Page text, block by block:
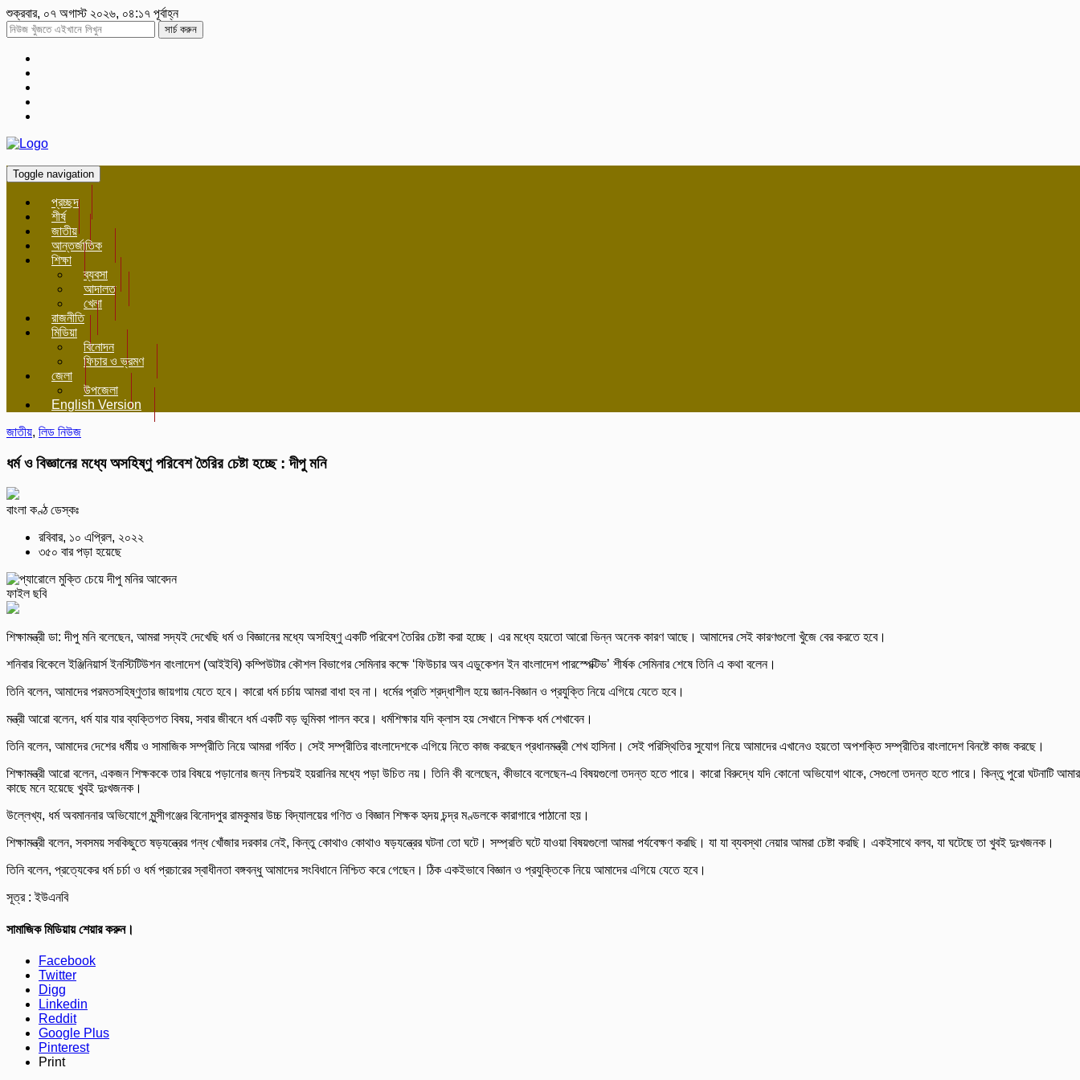
শুক্রবার, ০৭ অগাস্ট ২০২৬, ০৪:১৭ পূর্বাহ্ন
সার্চ করুন
Toggle navigation
প্রচ্ছদ
শীর্ষ
জাতীয়
আন্তর্জাতিক
শিক্ষা
ব্যবসা
আদালত
খেলা
রাজনীতি
মিডিয়া
বিনোদন
ফিচার ও ভ্রমণ
জেলা
উপজেলা
English Version
জাতীয়, লিড নিউজ
ধর্ম ও বিজ্ঞানের মধ্যে অসহিষ্ণু পরিবেশ তৈরির চেষ্টা হচ্ছে : দীপু মনি
বাংলা কণ্ঠ ডেস্কঃ
রবিবার, ১০ এপ্রিল, ২০২২
৩৫০ বার পড়া হয়েছে
ফাইল ছবি
শিক্ষামন্ত্রী ডা: দীপু মনি বলেছেন, আমরা সদ্যই দেখেছি ধর্ম ও বিজ্ঞানের মধ্যে অসহিষ্ণু একটি পরিবেশ তৈরির চেষ্টা করা হচ্ছে। এর মধ্যে হয়তো আরো ভিন্ন অনেক কারণ আছে। আমাদের সেই কারণগুলো খুঁজে বের করতে হবে।
শনিবার বিকেলে ইঞ্জিনিয়ার্স ইনস্টিটিউশন বাংলাদেশ (আইইবি) কম্পিউটার কৌশল বিভাগের সেমিনার কক্ষে ‘ফিউচার অব এডুকেশন ইন বাংলাদেশ পারস্পেক্টিভ’ শীর্ষক সেমিনার শেষে তিনি এ কথা বলেন।
তিনি বলেন, আমাদের পরমতসহিষ্ণুতার জায়গায় যেতে হবে। কারো ধর্ম চর্চায় আমরা বাধা হব না। ধর্মের প্রতি শ্রদ্ধাশীল হয়ে জ্ঞান-বিজ্ঞান ও প্রযুক্তি নিয়ে এগিয়ে যেতে হবে।
মন্ত্রী আরো বলেন, ধর্ম যার যার ব্যক্তিগত বিষয়, সবার জীবনে ধর্ম একটি বড় ভূমিকা পালন করে। ধর্মশিক্ষার যদি ক্লাস হয় সেখানে শিক্ষক ধর্ম শেখাবেন।
তিনি বলেন, আমাদের দেশের ধর্মীয় ও সামাজিক সম্প্রীতি নিয়ে আমরা গর্বিত। সেই সম্প্রীতির বাংলাদেশকে এগিয়ে নিতে কাজ করছেন প্রধানমন্ত্রী শেখ হাসিনা। সেই পরিস্থিতির সুযোগ নিয়ে আমাদের এখানেও হয়তো অপশক্তি সম্প্রীতির বাংলাদেশ বিনষ্টে কাজ করছে।
শিক্ষামন্ত্রী আরো বলেন, একজন শিক্ষককে তার বিষয়ে পড়ানোর জন্য নিশ্চয়ই হয়রানির মধ্যে পড়া উচিত নয়। তিনি কী বলেছেন, কীভাবে বলেছেন-এ বিষয়গুলো তদন্ত হতে পারে। কারো বিরুদ্ধে যদি কোনো অভিযোগ থাকে, সেগুলো তদন্ত হতে পারে। কিন্তু পুরো ঘটনাটি আমার
কাছে মনে হয়েছে খুবই দুঃখজনক।
উল্লেখ্য, ধর্ম অবমাননার অভিযোগে মুন্সীগঞ্জের বিনোদপুর রামকুমার উচ্চ বিদ্যালয়ের গণিত ও বিজ্ঞান শিক্ষক হৃদয় চন্দ্র মণ্ডলকে কারাগারে পাঠানো হয়।
শিক্ষামন্ত্রী বলেন, সবসময় সবকিছুতে ষড়যন্ত্রের গন্ধ খোঁজার দরকার নেই, কিন্তু কোথাও কোথাও ষড়যন্ত্রের ঘটনা তো ঘটে। সম্প্রতি ঘটে যাওয়া বিষয়গুলো আমরা পর্যবেক্ষণ করছি। যা যা ব্যবস্থা নেয়ার আমরা চেষ্টা করছি। একইসাথে বলব, যা ঘটেছে তা খুবই দুঃখজনক।
তিনি বলেন, প্রত্যেকের ধর্ম চর্চা ও ধর্ম প্রচারের স্বাধীনতা বঙ্গবন্ধু আমাদের সংবিধানে নিশ্চিত করে গেছেন। ঠিক একইভাবে বিজ্ঞান ও প্রযুক্তিকে নিয়ে আমাদের এগিয়ে যেতে হবে।
সূত্র : ইউএনবি
সামাজিক মিডিয়ায় শেয়ার করুন।
Facebook
Twitter
Digg
Linkedin
Reddit
Google Plus
Pinterest
Print